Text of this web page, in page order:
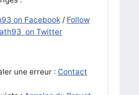
on Facebook/ Follow
on Twitter
une erreur : Contact